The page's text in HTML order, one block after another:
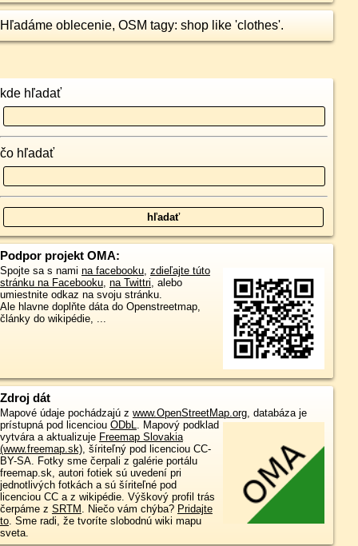
Hľadáme oblecenie, OSM tagy: shop like 'clothes'.
kde hľadať
čo hľadať
Podpor projekt OMA:
Spojte sa s nami na facebooku, zdieľajte túto
stránku na Facebooku, na Twittri, alebo
umiestnite odkaz na svoju stránku.
Ale hlavne doplňte dáta do Openstreetmap,
články do wikipédie, ...
Zdroj dát
Mapové údaje pochádzajú z www.OpenStreetMap.org, databáza je
prístupná pod licenciou ODbL. Mapový podklad
vytvára a aktualizuje Freemap Slovakia
(www.freemap.sk), šíriteľný pod licenciou CC-
BY-SA. Fotky sme čerpali z galérie portálu
freemap.sk, autori fotiek sú uvedení pri
jednotlivých fotkách a sú šíriteľné pod
licenciou CC a z wikipédie. Výškový profil trás
čerpáme z SRTM . Niečo vám chýba? Pridajte
to. Sme radi, že tvoríte slobodnú wiki mapu
sveta.